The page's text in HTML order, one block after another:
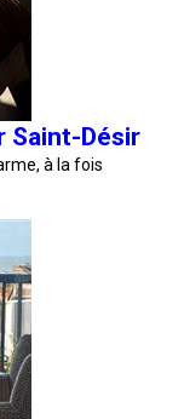
Saint-Désir
à la fois